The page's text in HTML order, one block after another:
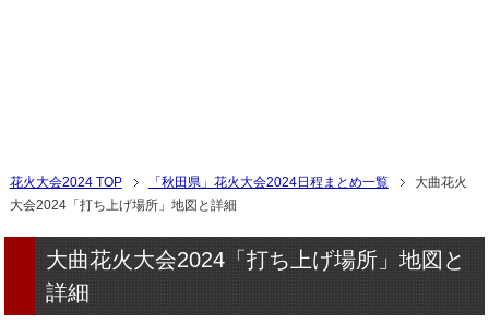
花火大会2024 TOP 「秋田県」花火大会2024日程まとめ一覧
大曲花火
大会2024「打ち上げ場所」地図と詳細
大曲花火大会2024「打ち上げ場所」地図と
詳細